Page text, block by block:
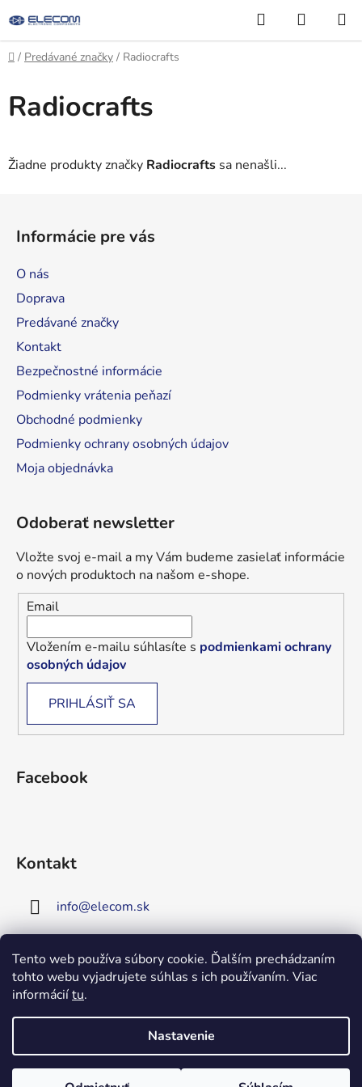
Tento web používa súbory cookie. Ďalším prechádzaním
tohto webu vyjadrujete súhlas s ich používaním. Viac
informáciítu.
Nastavenie
na
obsah
Upozornenie!
stránke!Zaregistrujte sa!
Získate tým 5% zľavu na väčšinu
produktov!
Hľadať
KOŠÍK
Domov
/ Predávané značky / Radiocrafts
Radiocrafts
Žiadne produkty značky Radiocrafts sa nenašli...
Informácie pre vás
O nás
Doprava
Predávané značky
Kontakt
Bezpečnostné informácie
Podmienky vrátenia peňazí
Obchodné podmienky
Podmienky ochrany osobných údajov
Moja objednávka
Odoberať newsletter
Vložte svoj e-mail a my Vám budeme zasielať informácie
o nových produktoch na našom e-shope.
Email
Vložením e-mailu súhlasíte s podmienkami ochrany
osobných údajov
PRIHLÁSIŤ SA
Facebook
Kontakt
info@elecom.sk
Copyright 2026
. Všetky práva vyhradené.